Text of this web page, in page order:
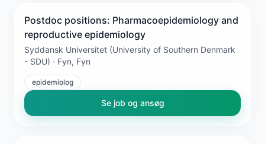
Postdoc positions: Pharmacoepidemiology and
reproductive epidemiology
Syddansk Universitet (University of Southern Denmark
- SDU) · Fyn, Fyn
epidemiolog
Se job og ansøg